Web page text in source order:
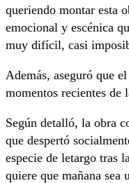
queriendo montar esta
emocional y escénica
muy difícil, casi
Además, aseguró que
momentos recientes de
Según detalló, la obra
que despertó
especie de letargo tras
quiere que mañana sea